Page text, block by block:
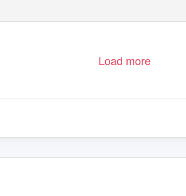
Load more